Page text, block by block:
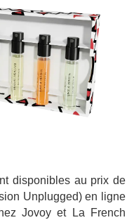
disponibles au prix de
Unplugged) en ligne
Jovoy et La French